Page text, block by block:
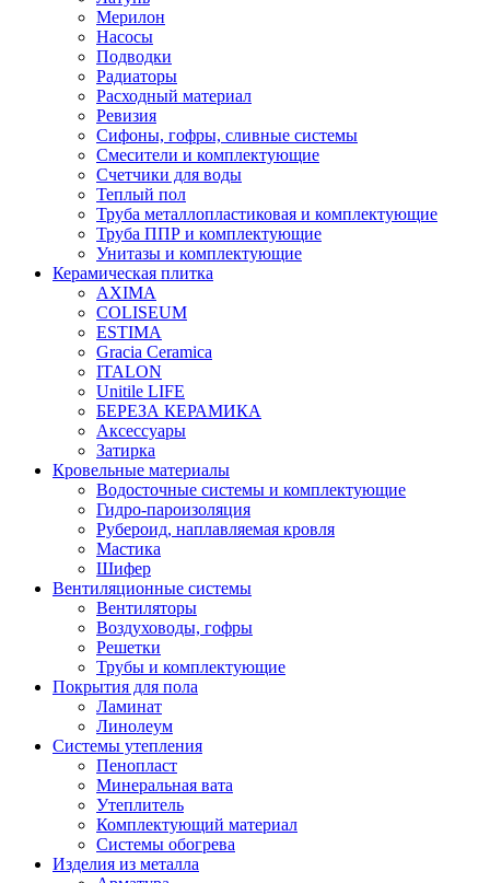
Мерилон
Насосы
Подводки
Радиаторы
Расходный материал
Ревизия
Сифоны, гофры, сливные системы
Смесители и комплектующие
Счетчики для воды
Теплый пол
Труба металлопластиковая и комплектующие
Труба ППР и комплектующие
Унитазы и комплектующие
Керамическая плитка
AXIMA
COLISEUM
ESTIMA
Gracia Ceramica
ITALON
Unitile LIFE
БЕРЕЗА КЕРАМИКА
Аксессуары
Затирка
Кровельные материалы
Водосточные системы и комплектующие
Гидро-пароизоляция
Рубероид, наплавляемая кровля
Мастика
Шифер
Вентиляционные системы
Вентиляторы
Воздуховоды, гофры
Решетки
Трубы и комплектующие
Покрытия для пола
Ламинат
Линолеум
Системы утепления
Пенопласт
Минеральная вата
Утеплитель
Комплектующий материал
Системы обогрева
Изделия из металла